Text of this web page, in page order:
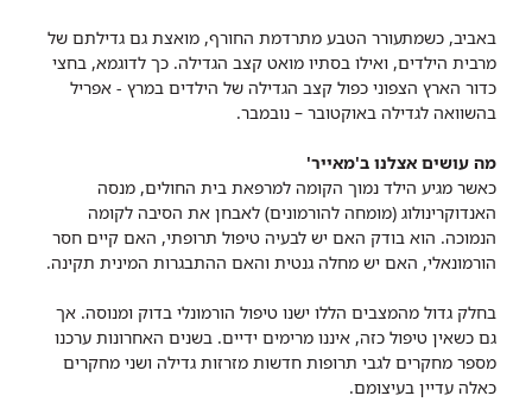
באביב, כשמתעורר הטבע מתרדמת החורף, מואצת גם גדילתם של
מרבית הילדים, ואילו בסתיו מואט קצב הגדילה. כך לדוגמא, בחצי
כדור הארץ הצפוני כפול קצב הגדילה של הילדים במרץ - אפריל
בהשוואה לגדילה באוקטובר – נובמבר.​
מה עושים אצלנו ב'מאייר'
כאשר מגיע הילד נמוך הקומה למרפאת בית החולים, מנסה
האנדוקרינולוג (מומחה להורמונים) לאבחן את הסיבה לקומה
הנמוכה. הוא בודק האם יש לבעיה טיפול תרופתי, האם קיים חסר
הורמונאלי, האם יש מחלה גנטית והאם ההתבגרות המינית תקינה.
בחלק גדול מהמצבים הללו ישנו טיפול הורמונלי בדוק ומנוסה. אך
גם כשאין טיפול כזה, איננו מרימים ידיים. בשנים האחרונות ערכנו
מספר מחקרים לגבי תרופות חדשות מזרזות גדילה ושני מחקרים
כאלה עדיין בעיצומם.